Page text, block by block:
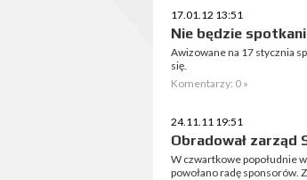
17.01.12 13:51
Nie będzie
Awizowane na 17 stycznia
się.
Komentarzy: 0 »
24.11.11 19:51
Obradował zarząd
W czwartkowe popołudnie
powołano radę sponsorów.